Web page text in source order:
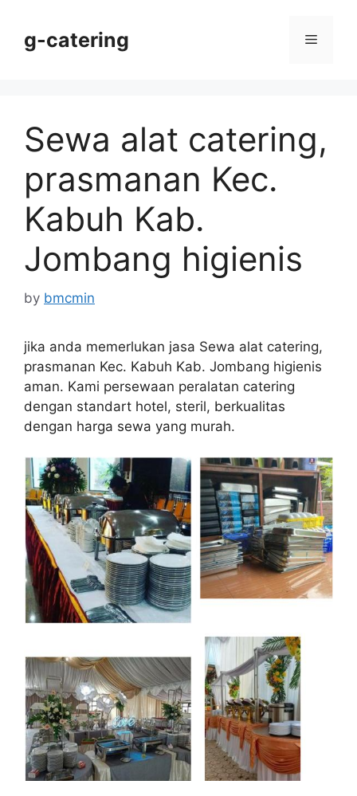
contentg-catering Menu
Sewa alat catering,
prasmanan Kec.
Kabuh Kab.
Jombang higienis
by bmcmin
jika anda memerlukan jasa Sewa alat catering,
prasmanan Kec. Kabuh Kab. Jombang higienis
aman. Kami persewaan peralatan catering
dengan standart hotel, steril, berkualitas
dengan harga sewa yang murah.